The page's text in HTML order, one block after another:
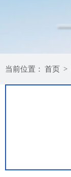
当前位置： 首页 >